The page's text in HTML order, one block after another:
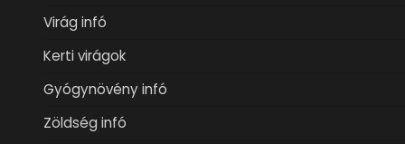
Virág infó
Kerti virágok
Gyógynövény infó
Zöldség infó